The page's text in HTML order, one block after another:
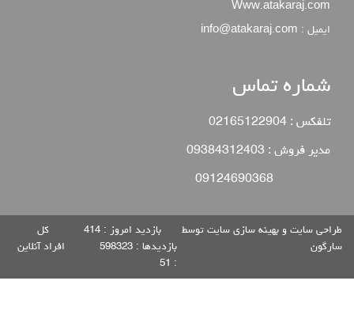
Www.atakaraj.com
ایمیل : info@atakaraj.com
شماره تماس
تلفکس : 02165122904
مدیر فروش : 09384312403
طراحی سایت و بهینه سازی سایت توسط
سارگون
بازدید امروز : 414
كل
بازديدها : 598323
افراد آنلاين
:
51